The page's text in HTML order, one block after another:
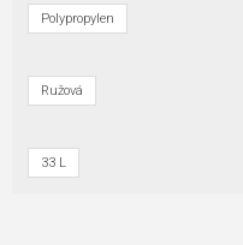
Polypropylen
Ružová
33 L